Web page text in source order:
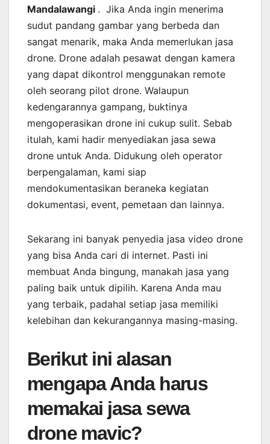
Mandalawangi . Jika Anda ingin menerima
sudut pandang gambar yang berbeda dan
sangat menarik, maka Anda memerlukan jasa
drone. Drone adalah pesawat dengan kamera
yang dapat dikontrol menggunakan remote
oleh seorang pilot drone. Walaupun
kedengarannya gampang, buktinya
mengoperasikan drone ini cukup sulit. Sebab
itulah, kami hadir menyediakan jasa sewa
drone untuk Anda. Didukung oleh operator
berpengalaman, kami siap
mendokumentasikan beraneka kegiatan
dokumentasi, event, pemetaan dan lainnya.
Sekarang ini banyak penyedia jasa video drone
yang bisa Anda cari di internet. Pasti ini
membuat Anda bingung, manakah jasa yang
paling baik untuk dipilih. Karena Anda mau
yang terbaik, padahal setiap jasa memiliki
kelebihan dan kekurangannya masing-masing.
Berikut ini alasan
mengapa Anda harus
memakai jasa sewa
drone mavic?